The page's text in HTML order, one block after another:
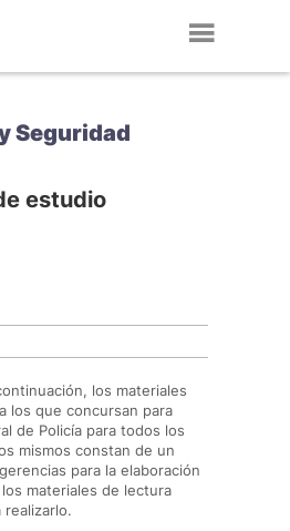
Seguridad
estudio
los materiales
los que concursan para
de Policía para todos los
mismos constan de un
para la elaboración
materiales de lectura
realizarlo.